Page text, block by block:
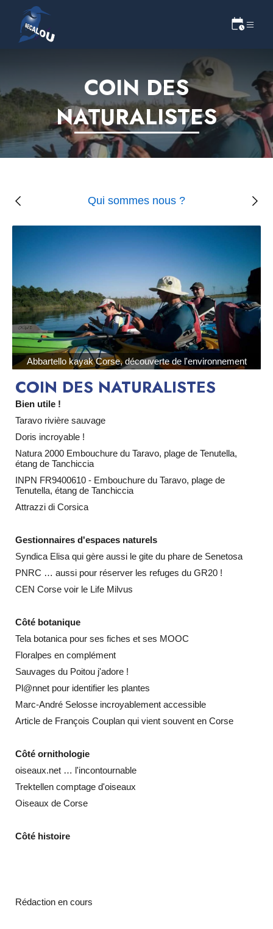
COIN DES
NATURALISTES
Qui sommes nous ?
Abbartello kayak Corse, découverte de l'environnement
COIN DES NATURALISTES
Bien utile !
Taravo rivière sauvage
Doris incroyable !
Natura 2000 Embouchure du Taravo, plage de Tenutella,
étang de Tanchiccia
INPN FR9400610 - Embouchure du Taravo, plage de
Tenutella, étang de Tanchiccia
Attrazzi di Corsica
Gestionnaires d'espaces naturels
Syndica Elisa qui gère aussi le gite du phare de Senetosa
PNRC … aussi pour réserver les refuges du GR20 !
CEN Corse voir le Life Milvus
Côté botanique
Tela botanica pour ses fiches et ses MOOC
Floralpes en complément
Sauvages du Poitou j'adore !
Pl@nnet pour identifier les plantes
Marc-André Selosse incroyablement accessible
Article de François Couplan qui vient souvent en Corse
Côté ornithologie
oiseaux.net … l'incontournable
Trektellen comptage d'oiseaux
Oiseaux de Corse
Côté histoire
Rédaction en cours